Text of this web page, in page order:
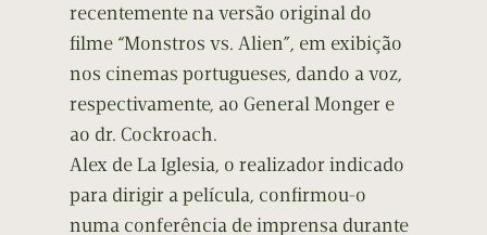
recentemente na versão original do
filme “Monstros vs. Alien”, em exibição
nos cinemas portugueses, dando a voz,
respectivamente, ao General Monger e
ao dr. Cockroach.
Alex de La Iglesia, o realizador indicado
para dirigir a película, confirmou-o
numa conferência de imprensa durante